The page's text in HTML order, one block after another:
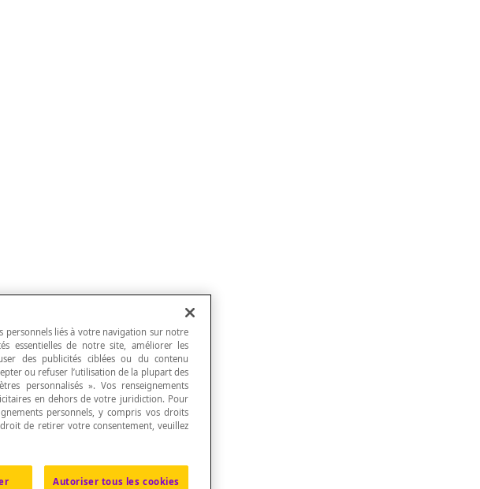
personnels liés à votre navigation sur notre
essentielles de notre site, améliorer les
des publicités ciblées ou du contenu
ou refuser l’utilisation de la plupart des
personnalisés ». Vos renseignements
en dehors de votre juridiction. Pour
personnels, y compris vos droits
de retirer votre consentement, veuillez
Autoriser tous les cookies